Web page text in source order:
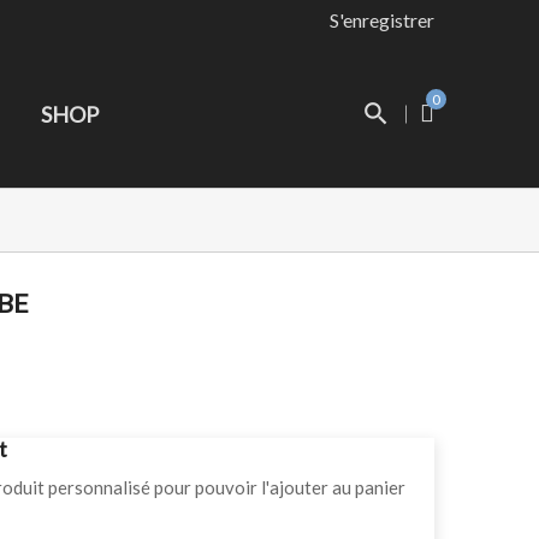
S'enregistrer
0
SHOP
personnalisé pour pouvoir l'ajouter au panier